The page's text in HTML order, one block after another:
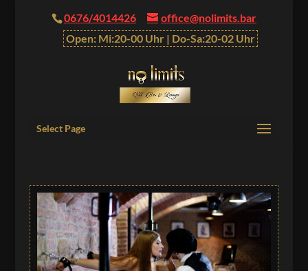
0676/4014426
office@nolimits.bar
Open: Mi:20-00 Uhr | Do-Sa:20-02 Uhr
Select Page